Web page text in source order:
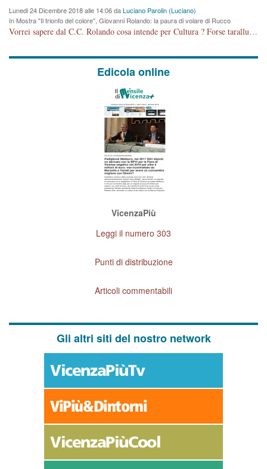
Lunedi 24 Dicembre 2018 alle 14:06 daLuciano Parolin (Luciano)
In Mostra "Il trionfo del colore", Giovanni Rolando: la paura di volare di Rucco
Vorrei sapere dal C.C. Rolando cosa intende per Cultura ? Forse tarallucci, vino e sagre, o spaghetti tricolori del PD ? Il continuo (s)parlare della mostra a Palazzo Chiericati caro consigliere DANNEGGIA FORTEMENTE l'immagine della città TUTTA e fa deviare i consensi che in RUSSIA (badi bene ex U.R.S.S.) sono ECCELLENTI. A livello artistico l'evento è di alta Valenza culturale, COMPITO di Tutta la Cittadinanza fare il possibile per propagandare l'iniziativa senza farne UN CASO PARTITICO come fa Lei da sempre. Meno Gazebo + Partecipazione! E così sia. Amen.
Edicola online
VicenzaPiù
Leggi il numero 303
Punti di distribuzione
Articoli commentabili
Gli altri siti del nostro network